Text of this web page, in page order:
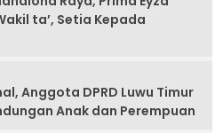
ta’, Setia Kepada
Anggota DPRD Luwu Timur
Anak dan Perempuan